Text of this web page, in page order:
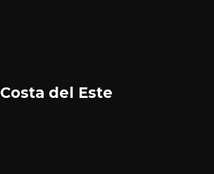
Costa del Este